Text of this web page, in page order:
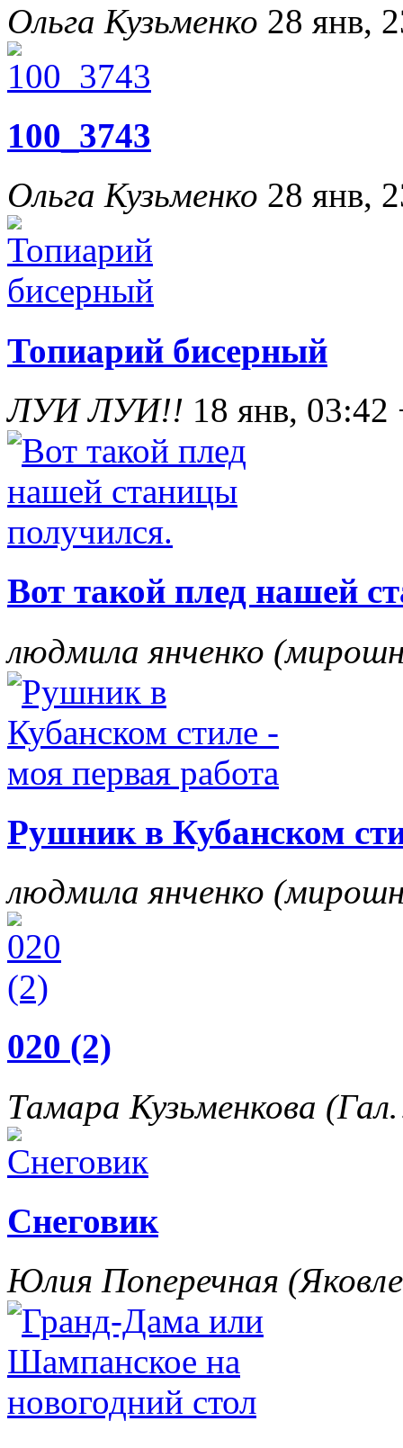
Ольга Кузьменко 28 янв,
100_3743
Ольга Кузьменко 28 янв,
Топиарий бисерный
ЛУИ ЛУИ!! 18 янв, 03:42
Вот такой плед нашей
людмила янченко
Рушник в Кубанском
людмила янченко
020 (2)
Тамара Кузьменкова
Снеговик
Юлия Поперечная